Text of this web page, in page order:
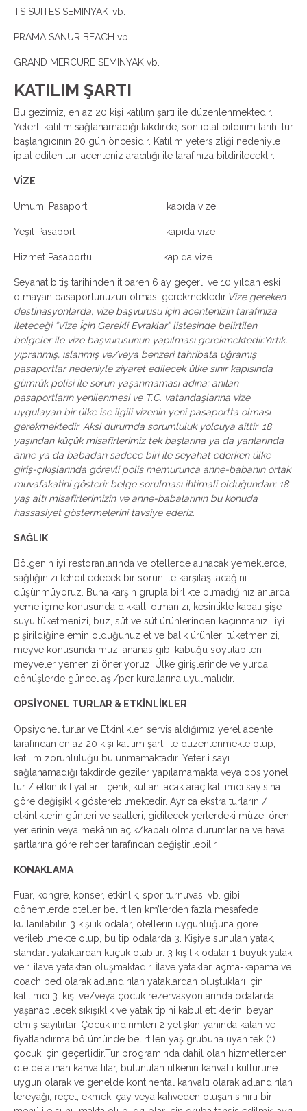
TS SUITES SEMINYAK-vb.
PRAMA SANUR BEACH vb.
GRAND MERCURE SEMINYAK vb.
KATILIM ŞARTI
Bu gezimiz, en az 20 kişi katılım şartı ile düzenlenmektedir.
Yeterli katılım sağlanamadığı takdirde, son iptal bildirim tarihi tur
başlangıcının 20 gün öncesidir. Katılım yetersizliği nedeniyle
iptal edilen tur, acenteniz aracılığı ile tarafınıza bildirilecektir.
VİZE
Umumi Pasaport kapıda vize
Yeşil Pasaport kapıda vize
Hizmet Pasaportu kapıda vize
Seyahat bitiş tarihinden itibaren 6 ay geçerli ve 10 yıldan eski
olmayan pasaportunuzun olması gerekmektedir. Vize gereken
destinasyonlarda, vize başvurusu için acentenizin tarafınıza
ileteceği “Vize İçin Gerekli Evraklar” listesinde belirtilen
belgeler ile vize başvurusunun yapılması gerekmektedir.Yırtık,
yıpranmış, ıslanmış ve/veya benzeri tahribata uğramış
pasaportlar nedeniyle ziyaret edilecek ülke sınır kapısında
gümrük polisi ile sorun yaşanmaması adına; anılan
pasaportların yenilenmesi ve T.C. vatandaşlarına vize
uygulayan bir ülke ise ilgili vizenin yeni pasaportta olması
gerekmektedir. Aksi durumda sorumluluk yolcuya aittir. 18
yaşından küçük misafirlerimiz tek başlarına ya da yanlarında
anne ya da babadan sadece biri ile seyahat ederken ülke
giriş-çıkışlarında görevli polis memurunca anne-babanın ortak
muvafakatini gösterir belge sorulması ihtimali olduğundan; 18
yaş altı misafirlerimizin ve anne-babalarının bu konuda
hassasiyet göstermelerini tavsiye ederiz.
SAĞLIK
Bölgenin iyi restoranlarında ve otellerde alınacak yemeklerde,
sağlığınızı tehdit edecek bir sorun ile karşılaşılacağını
düşünmüyoruz. Buna karşın grupla birlikte olmadığınız anlarda
yeme içme konusunda dikkatli olmanızı, kesinlikle kapalı şişe
suyu tüketmenizi, buz, süt ve süt ürünlerinden kaçınmanızı, iyi
pişirildiğine emin olduğunuz et ve balık ürünleri tüketmenizi,
meyve konusunda muz, ananas gibi kabuğu soyulabilen
meyveler yemenizi öneriyoruz. Ülke girişlerinde ve yurda
dönüşlerde güncel aşı/pcr kurallarına uyulmalıdır.
OPSİYONEL TURLAR & ETKİNLİKLER
Opsiyonel turlar ve Etkinlikler, servis aldığımız yerel acente
tarafından en az 20 kişi katılım şartı ile düzenlenmekte olup,
katılım zorunluluğu bulunmamaktadır. Yeterli sayı
sağlanamadığı takdirde geziler yapılamamakta veya opsiyonel
tur / etkinlik fiyatları, içerik, kullanılacak araç katılımcı sayısına
göre değişiklik gösterebilmektedir. Ayrıca ekstra turların /
etkinliklerin günleri ve saatleri, gidilecek yerlerdeki müze, ören
yerlerinin veya mekânın açık/kapalı olma durumlarına ve hava
şartlarına göre rehber tarafından değiştirilebilir.
KONAKLAMA
Fuar, kongre, konser, etkinlik, spor turnuvası vb. gibi
dönemlerde oteller belirtilen km’lerden fazla mesafede
kullanılabilir. 3 kişilik odalar, otellerin uygunluğuna göre
verilebilmekte olup, bu tip odalarda 3. Kişiye sunulan yatak,
standart yataklardan küçük olabilir. 3 kişilik odalar 1 büyük yatak
ve 1 ilave yataktan oluşmaktadır. İlave yataklar, açma-kapama ve
coach bed olarak adlandırılan yataklardan oluştukları için
katılımcı 3. kişi ve/veya çocuk rezervasyonlarında odalarda
yaşanabilecek sıkışıklık ve yatak tipini kabul ettiklerini beyan
etmiş sayılırlar. Çocuk indirimleri 2 yetişkin yanında kalan ve
fiyatlandırma bölümünde belirtilen yaş grubuna uyan tek (1)
çocuk için geçerlidir.Tur programında dahil olan hizmetlerden
otelde alınan kahvaltılar, bulunulan ülkenin kahvaltı kültürüne
uygun olarak ve genelde kontinental kahvaltı olarak adlandırılan
tereyağı, reçel, ekmek, çay veya kahveden oluşan sınırlı bir